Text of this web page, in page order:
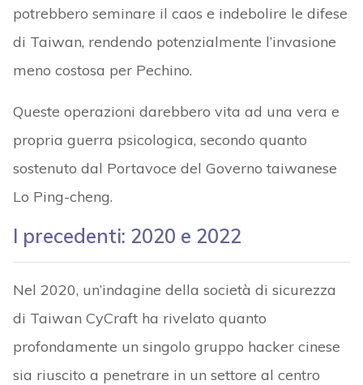
potrebbero seminare il caos e indebolire le difese
di Taiwan, rendendo potenzialmente l’invasione
meno costosa per Pechino.
Queste operazioni darebbero vita ad una vera e
propria guerra psicologica, secondo quanto
sostenuto dal Portavoce del Governo taiwanese
Lo Ping-cheng.
I precedenti: 2020 e 2022
Nel 2020, un’indagine della società di sicurezza
di Taiwan CyCraft ha rivelato quanto
profondamente un singolo gruppo hacker cinese
sia riuscito a penetrare in un settore al centro